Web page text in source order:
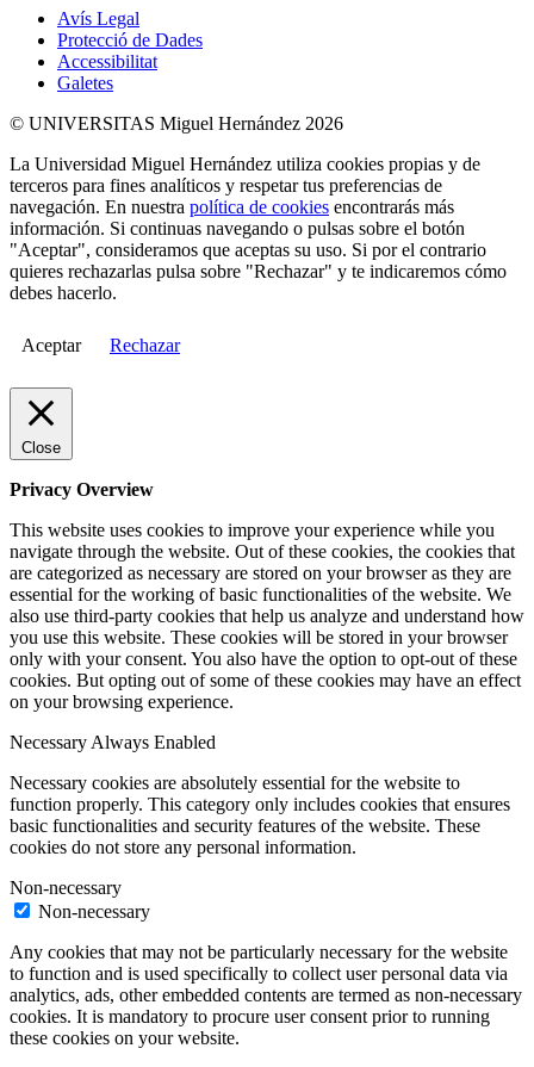
Avís Legal
Protecció de Dades
Accessibilitat
Galetes
© UNIVERSITAS Miguel Hernández 2026
La Universidad Miguel Hernández utiliza cookies propias y de
terceros para fines analíticos y respetar tus preferencias de
navegación. En nuestra política de cookies encontrarás más
información. Si continuas navegando o pulsas sobre el botón
"Aceptar", consideramos que aceptas su uso. Si por el contrario
quieres rechazarlas pulsa sobre "Rechazar" y te indicaremos cómo
debes hacerlo.
Aceptar Rechazar
Close
Privacy Overview
This website uses cookies to improve your experience while you
navigate through the website. Out of these cookies, the cookies that
are categorized as necessary are stored on your browser as they are
essential for the working of basic functionalities of the website. We
also use third-party cookies that help us analyze and understand how
you use this website. These cookies will be stored in your browser
only with your consent. You also have the option to opt-out of these
cookies. But opting out of some of these cookies may have an effect
on your browsing experience.
NecessaryAlways Enabled
Necessary cookies are absolutely essential for the website to
function properly. This category only includes cookies that ensures
basic functionalities and security features of the website. These
cookies do not store any personal information.
Non-necessary
Non-necessary
Any cookies that may not be particularly necessary for the website
to function and is used specifically to collect user personal data via
analytics, ads, other embedded contents are termed as non-necessary
cookies. It is mandatory to procure user consent prior to running
these cookies on your website.